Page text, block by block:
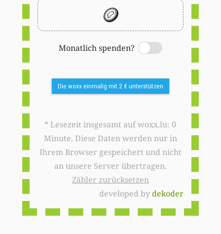
🪙
Monatlich spenden?
Switch
Die woxx einmalig mit 2 € unterstützen
* Lesezeit insgesamt auf woxx.lu: 0
Minute. Diese Daten werden nur in
Ihrem Browser gespeichert und nicht
an unsere Server übertragen.
Zähler zurücksetzen
developed bydekoder